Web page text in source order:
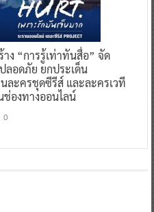
ง “การรู้เท่าทันสื่อ” จัด
ลอดภัย ยกประเด็น
ละครชุดซีรีส์ และละครเวที
องทางออนไลน์
0